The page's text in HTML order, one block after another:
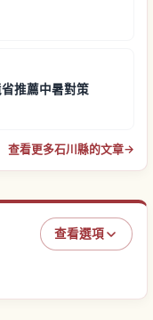
推薦中暑對策
查看更多石川縣的文章→
查看選項